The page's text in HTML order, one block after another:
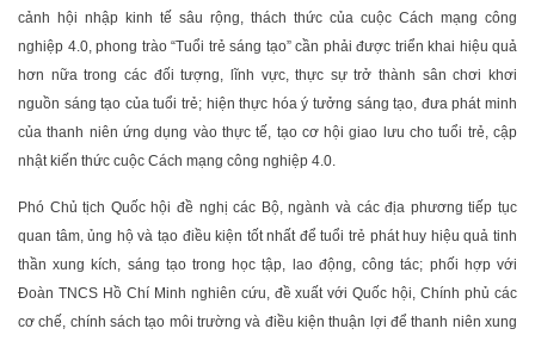
cảnh hội nhập kinh tế sâu rộng, thách thức của cuộc Cách mạng công
nghiệp 4.0, phong trào “Tuổi trẻ sáng tạo” cần phải được triển khai hiệu quả
hơn nữa trong các đối tượng, lĩnh vực, thực sự trở thành sân chơi khơi
nguồn sáng tạo của tuổi trẻ; hiện thực hóa ý tưởng sáng tạo, đưa phát minh
của thanh niên ứng dụng vào thực tế, tạo cơ hội giao lưu cho tuổi trẻ, cập
nhật kiến thức cuộc Cách mạng công nghiệp 4.0.
Phó Chủ tịch Quốc hội đề nghị các Bộ, ngành và các địa phương tiếp tục
quan tâm, ủng hộ và tạo điều kiện tốt nhất để tuổi trẻ phát huy hiệu quả tinh
thần xung kích, sáng tạo trong học tập, lao động, công tác; phối hợp với
Đoàn TNCS Hồ Chí Minh nghiên cứu, đề xuất với Quốc hội, Chính phủ các
cơ chế, chính sách tạo môi trường và điều kiện thuận lợi để thanh niên xung